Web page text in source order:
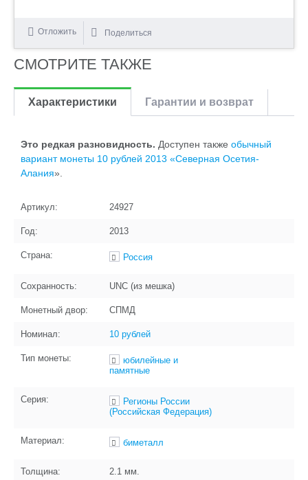
Отложить Поделиться
СМОТРИТЕ ТАКЖЕ
Характеристики Гарантии и возврат
Это редкая разновидность. Доступен также обычный
вариант монеты 10 рублей 2013 «Северная Осетия-
Алания».
Артикул: 24927
Год: 2013
Страна: Россия
Сохранность: UNC (из мешка)
Монетный двор: СПМД
Номинал: 10 рублей
Тип монеты:
юбилейные и
памятные
Серия:
Регионы России
(Российская Федерация)
Материал: биметалл
Толщина: 2.1 мм.